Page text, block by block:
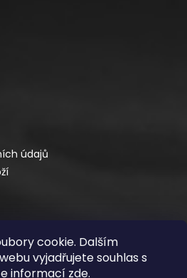
cookie. Dalším
vyjadřujete souhlas s
informací zde.
údajů